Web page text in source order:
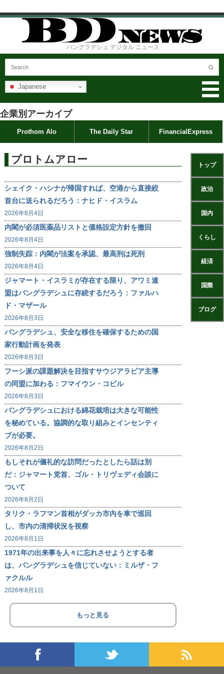
バングラデシュ デジタル ニュース
Japanese
企業別アーカイブ
Prothom Alo The Daily Star FinancialExpress
プロトムアロー
シェイク・ハシナが帰国すれば、空港から直接絞
首台に送られるだろう：ナヒド・イスラム
2026年8月4日
内閣が必須医薬品リストと価格設定方針を撤回
2026年8月4日
強制失踪：内閣が法案を承認、最高刑は死刑
2026年8月4日
ジャマート・イスラミが存在する限り、アワミ連
盟はバングラデシュに存続するだろう：ファルハ
ド・マザール
2026年8月3日
バングラデシュ、安全な移住を確保するための国
家行動計画を発表
2026年8月3日
フーシ派の課題解決を目指すサウジアラビア主導
の同盟に加わる：フマイウン・コビル
2026年8月3日
バングラデシュにおける綿花栽培は大きな可能性
を秘めている。協調的な取り組みとインセンティ
ブが必要。
2026年8月2日
もしそれが儀礼的な訪問だったとしたら話は別
だ：ジャマート党首、ゴル・トリヴェディ会談に
ついて
2026年8月2日
タリク・ラフマン首相がダッカ市内を車で巡回
し、市内の清掃状況を視察
2026年8月1日
1971年の出来事を人々に忘れさせようとする者
は、バングラデシュを信じていない：ミルザ・フ
ァクルル
2026年8月1日
もっと見る
トップ
政治
国内
くらし
経済
国際
ブログ